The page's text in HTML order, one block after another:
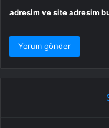
adresim ve site adresim